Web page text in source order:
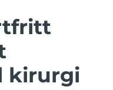
kirurgi
leverans
leverans
leverans8/9/26